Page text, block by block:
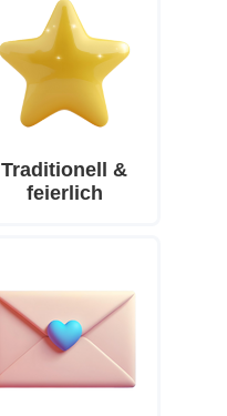
Traditionell &
feierlich